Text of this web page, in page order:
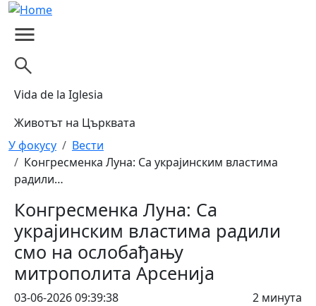
Skip to main content
Vida de la Iglesia
Животът на Църквата
Breadcrumb
У фокусу
Вести
Конгресменка Луна: Са украјинским властима
радили…
Конгресменка Луна: Са
украјинским властима радили
смо на ослобађању
митрополита Арсенија
03-06-2026 09:39:38 2 минута